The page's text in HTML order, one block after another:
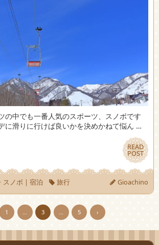
の中でも一番人気のスポーツ、スノボです
に滑りに行けば良いかを決めかねて悩ん …
READ
POST
READ
POST
スノボ | 宿泊 旅行 Gioachino
1 3 5 ›